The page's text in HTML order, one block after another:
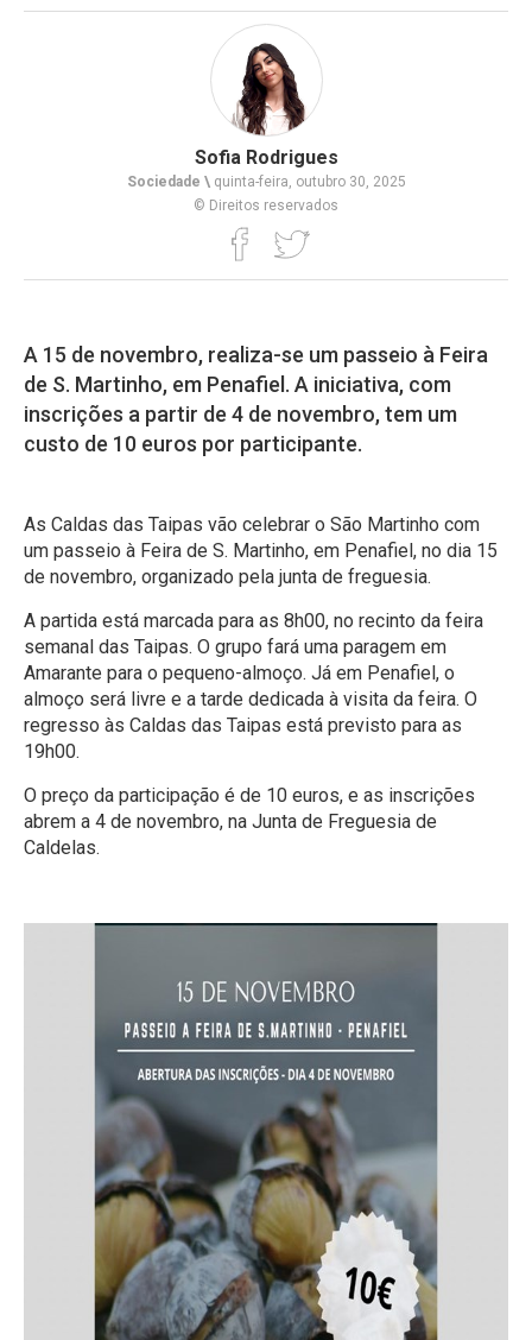
Sofia Rodrigues
Sociedade \quinta-feira, outubro 30, 2025
© Direitos reservados
A 15 de novembro, realiza-se um passeio à Feira
de S. Martinho, em Penafiel. A iniciativa, com
inscrições a partir de 4 de novembro, tem um
custo de 10 euros por participante.
As Caldas das Taipas vão celebrar o São Martinho com
um passeio à Feira de S. Martinho, em Penafiel, no dia 15
de novembro, organizado pela junta de freguesia.
A partida está marcada para as 8h00, no recinto da feira
semanal das Taipas. O grupo fará uma paragem em
Amarante para o pequeno-almoço. Já em Penafiel, o
almoço será livre e a tarde dedicada à visita da feira. O
regresso às Caldas das Taipas está previsto para as
19h00.
O preço da participação é de 10 euros, e as inscrições
abrem a 4 de novembro, na Junta de Freguesia de
Caldelas.